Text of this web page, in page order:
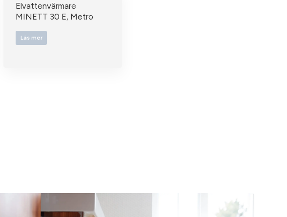
Elvattenvärmare
MINETT 30 E, Metro
Läs mer